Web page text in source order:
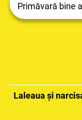
Primăvară bine
Laleaua și